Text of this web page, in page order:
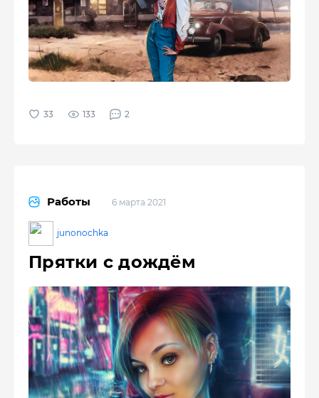
133 2
Работы 6 марта 2021
junonochka
Прятки с дождём